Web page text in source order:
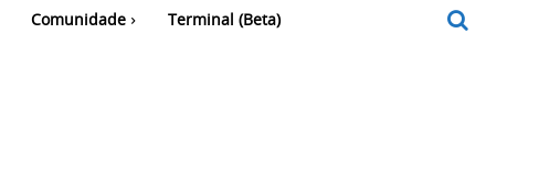
Comunidade Terminal (Beta)